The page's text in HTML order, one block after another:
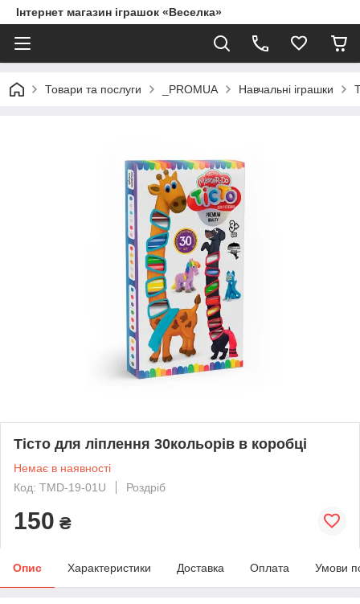
Інтернет магазин іграшок «Веселка»
Товари та послуги _PROMUA Навчальні іграшки
Тісто для ліплення 30кольорів в коробці
Немає в наявності
Код: TMD-19-01U
Роздріб
150 ₴
Опис Характеристики Доставка Оплата Умови